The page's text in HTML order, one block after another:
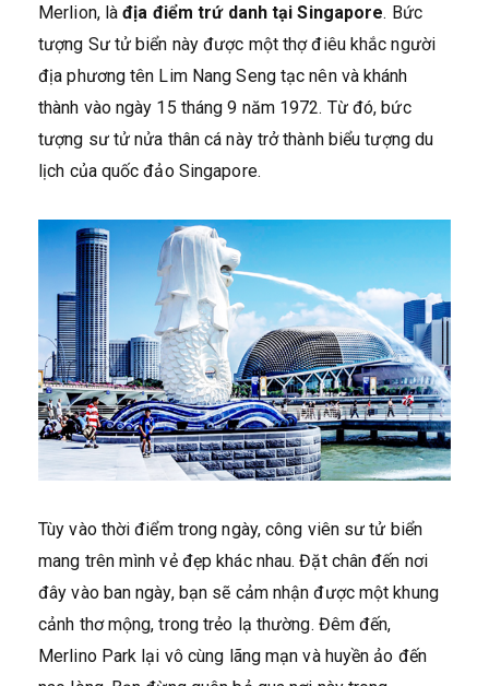
Merlion, làđịa điểm trứ danh tại Singapore. Bức
tượng Sư tử biển này được một thợ điêu khắc người
địa phương tên Lim Nang Seng tạc nên và khánh
thành vào ngày 15 tháng 9 năm 1972. Từ đó, bức
tượng sư tử nửa thân cá này trở thành biểu tượng du
lịch của quốc đảo Singapore.
Tùy vào thời điểm trong ngày, công viên sư tử biển
mang trên mình vẻ đẹp khác nhau. Đặt chân đến nơi
đây vào ban ngày, bạn sẽ cảm nhận được một khung
cảnh thơ mộng, trong trẻo lạ thường. Đêm đến,
Merlino Park lại vô cùng lãng mạn và huyền ảo đến